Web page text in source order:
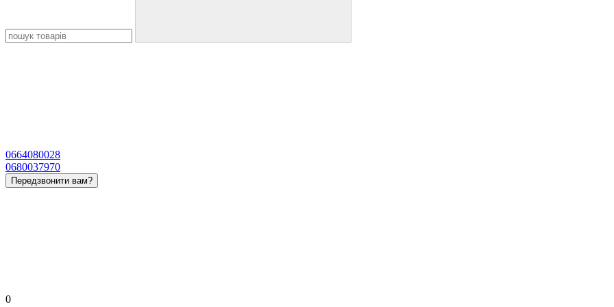
0664080028
0680037970
Передзвонити вам?
0